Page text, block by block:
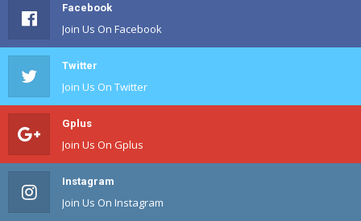
Facebook
Join Us On Facebook
Twitter
Join Us On Twitter
Gplus
Join Us On Gplus
Instagram
Join Us On Instagram